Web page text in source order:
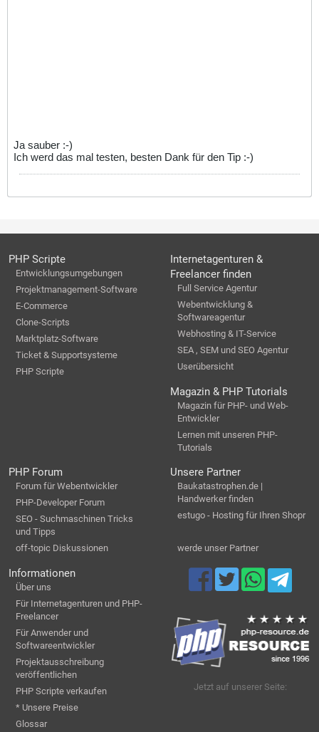
Ja sauber :-)
Ich werd das mal testen, besten Dank für den Tip :-)
PHP Scripte
Entwicklungsumgebungen
Projektmanagement-Software
E-Commerce
Clone-Scripts
Marktplatz-Software
Ticket & Supportsysteme
PHP Scripte
Internetagenturen &
Freelancer finden
Full Service Agentur
Webentwicklung &
Softwareagentur
Webhosting & IT-Service
SEA , SEM und SEO Agentur
Userübersicht
Magazin & PHP Tutorials
Magazin für PHP- und Web-
Entwickler
Lernen mit unseren PHP-
Tutorials
PHP Forum
Forum für Webentwickler
PHP-Developer Forum
SEO - Suchmaschinen Tricks
und Tipps
off-topic Diskussionen
Unsere Partner
Baukatastrophen.de |
Handwerker finden
estugo - Hosting für Ihren Shopr
werde unser Partner
Informationen
Über uns
Für Internetagenturen und PHP-
Freelancer
Für Anwender und
Softwareentwickler
Projektausschreibung
veröffentlichen
PHP Scripte verkaufen
* Unsere Preise
Glossar
Jetzt auf unserer Seite: